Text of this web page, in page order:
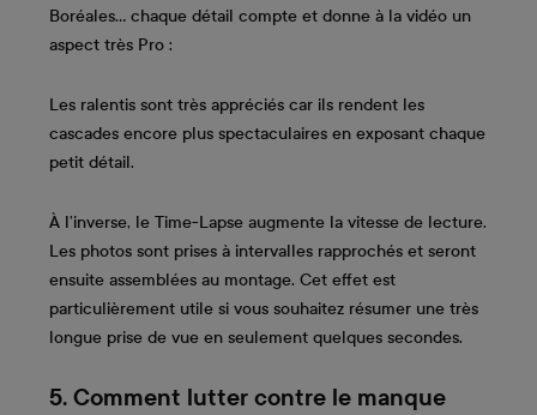
Boréales… chaque détail compte et donne à la vidéo un
aspect très Pro :
Les ralentis sont très appréciés car ils rendent les
cascades encore plus spectaculaires en exposant chaque
petit détail.
À l’inverse, le Time-Lapse augmente la vitesse de lecture.
Les photos sont prises à intervalles rapprochés et seront
ensuite assemblées au montage. Cet effet est
particulièrement utile si vous souhaitez résumer une très
longue prise de vue en seulement quelques secondes.
5. Comment lutter contre le manque